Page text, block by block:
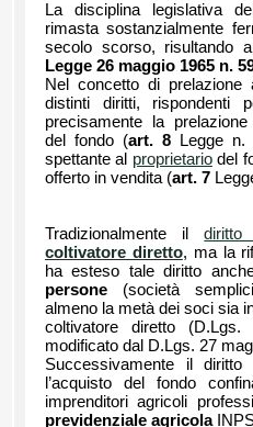
La disciplina legislativa
rimasta sostanzialmente
secolo scorso, risultando
Legge 26 maggio 1965 n.
Nel concetto di prelazione
distinti diritti, rispondenti
precisamente la prelazione
del fondo (art. 8 Legge n.
spettante al proprietariodel
offerto in vendita (art. 7
Tradizionalmente ildiritto
coltivatore diretto, ma la
ha esteso tale diritto
persone (società
almeno la metà dei soci sia
coltivatore diretto
modificato dal D.Lgs. 27
Successivamente il
l’acquisto del fondo
imprenditori agricoli
previdenziale agricola